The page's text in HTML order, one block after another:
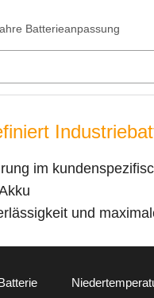
Batterieanpassung
im
und